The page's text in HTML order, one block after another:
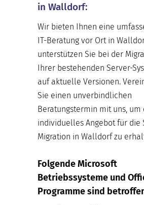
in Walldorf:
Wir bieten Ihnen eine
IT-Beratung vor Ort in
unterstützen Sie bei der
Ihrer bestehenden Server-
auf aktuelle Versionen.
Sie einen unverbindlichen
Beratungstermin mit uns, um
individuelles Angebot für die
Migration in Walldorf zu
Folgende Microsoft
Betriebssysteme und
Programme sind